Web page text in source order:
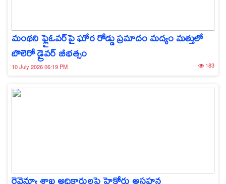
మంథని ఫ్లైఓవర్‌పై ఘోర రోడ్డు ప్రమాదం మద్యం మత్తులో
బొలెరో డ్రైవర్ బీభత్సం
10 July 2026 06:19 PM 183